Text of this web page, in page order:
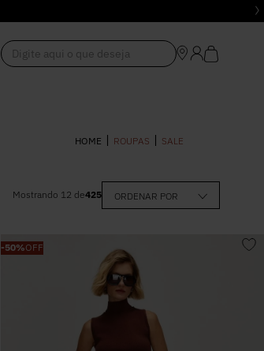
Digite aqui o que deseja
ROUPAS SALE
Mostrando 12 de425 ORDENAR POR
-50%OFF